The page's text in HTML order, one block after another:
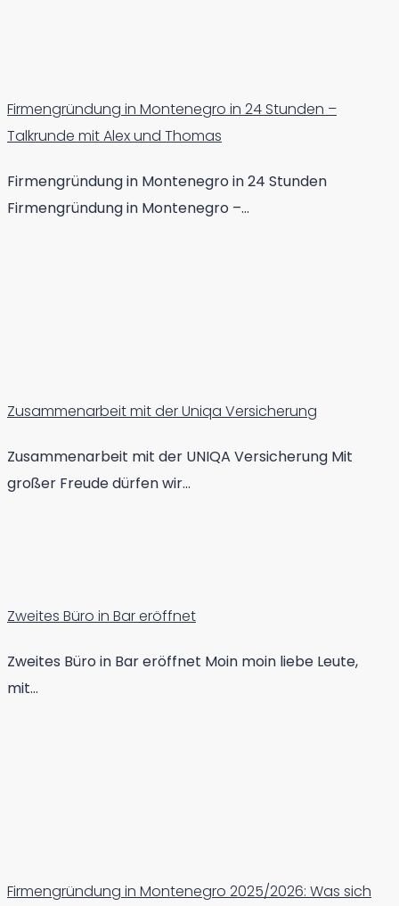
Firmengründung in Montenegro in 24 Stunden –
Talkrunde mit Alex und Thomas
Firmengründung in Montenegro in 24 Stunden
Firmengründung in Montenegro –…
Zusammenarbeit mit der Uniqa Versicherung
Zusammenarbeit mit der UNIQA Versicherung Mit
großer Freude dürfen wir…
Zweites Büro in Bar eröffnet
Zweites Büro in Bar eröffnet Moin moin liebe Leute,
mit…
Firmengründung in Montenegro 2025/2026: Was sich